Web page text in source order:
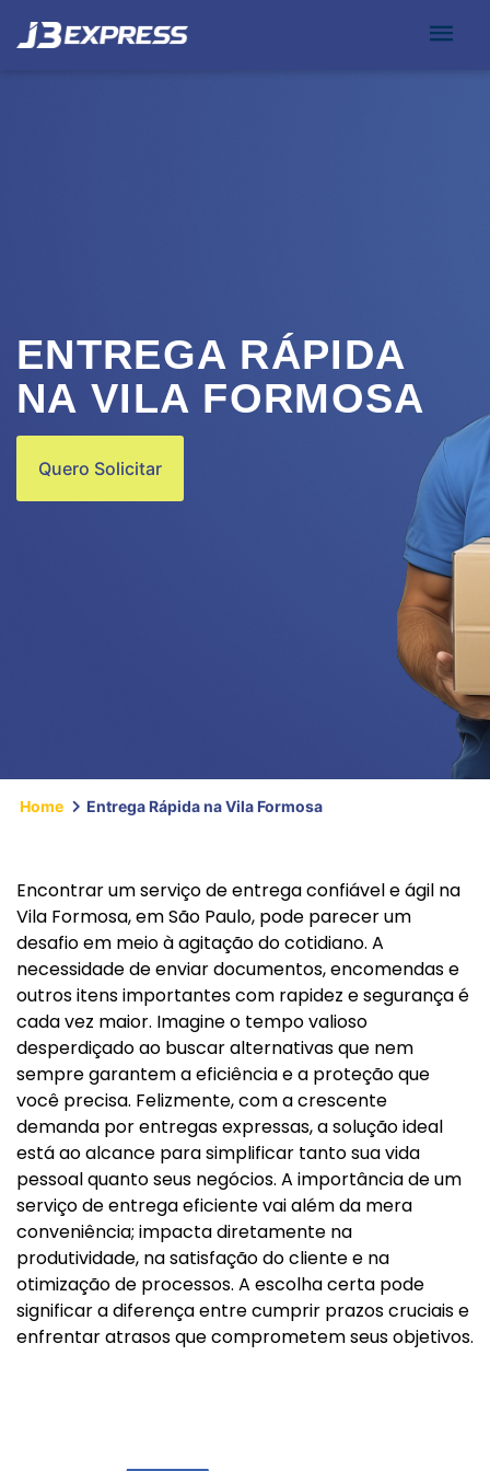
ENTREGA RÁPIDA
NA VILA FORMOSA
Quero Solicitar
Home Entrega Rápida na Vila Formosa
Encontrar um serviço de entrega confiável e ágil na
Vila Formosa, em São Paulo, pode parecer um
desafio em meio à agitação do cotidiano. A
necessidade de enviar documentos, encomendas e
outros itens importantes com rapidez e segurança é
cada vez maior. Imagine o tempo valioso
desperdiçado ao buscar alternativas que nem
sempre garantem a eficiência e a proteção que
você precisa. Felizmente, com a crescente
demanda por entregas expressas, a solução ideal
está ao alcance para simplificar tanto sua vida
pessoal quanto seus negócios. A importância de um
serviço de entrega eficiente vai além da mera
conveniência; impacta diretamente na
produtividade, na satisfação do cliente e na
otimização de processos. A escolha certa pode
significar a diferença entre cumprir prazos cruciais e
enfrentar atrasos que comprometem seus objetivos.